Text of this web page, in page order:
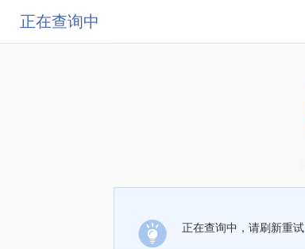
正在查询中
正在查询中，请刷新重试